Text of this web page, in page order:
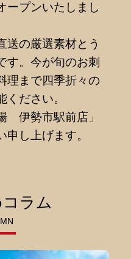
ープンいたしまし
送の厳選素材とう
す。今が旬のお刺
理まで四季折々の
ださい。
伊勢市駅前店」
し上げます。
ラム